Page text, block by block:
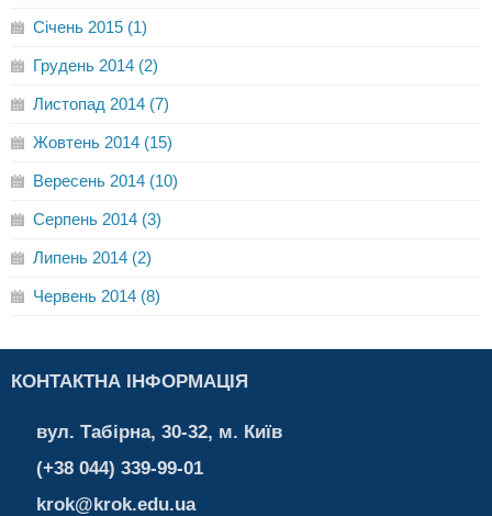
Січень 2015 (1)
Грудень 2014 (2)
Листопад 2014 (7)
Жовтень 2014 (15)
Вересень 2014 (10)
Серпень 2014 (3)
Липень 2014 (2)
Червень 2014 (8)
КОНТАКТНА ІНФОРМАЦІЯ
вул. Табірна, 30-32, м. Київ
(+38 044) 339-99-01
krok@krok.edu.ua